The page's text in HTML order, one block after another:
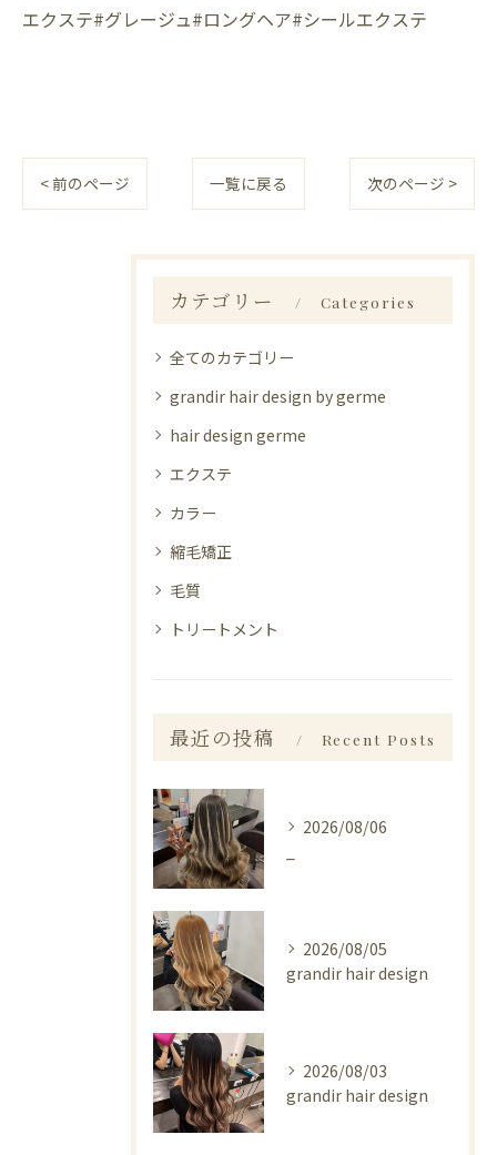
エクステ#グレージュ#ロングヘア#シールエクステ
< 前のページ 一覧に戻る 次のページ >
カテゴリー Categories
全てのカテゴリー
grandir hair design by germe
hair design germe
エクステ
カラー
縮毛矯正
毛質
トリートメント
最近の投稿 Recent Posts
2026/08/06
2026/08/05
grandir hair design
2026/08/03
grandir hair design